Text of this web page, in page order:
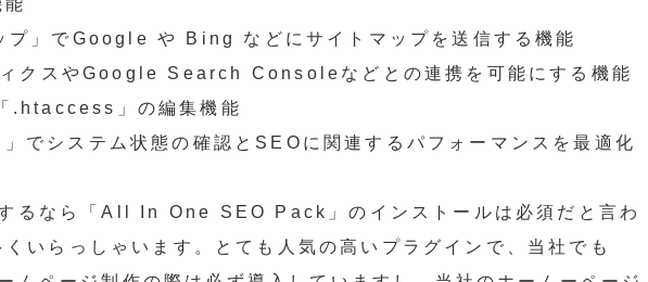
プ」でGoogle や Bing などにサイトマップを送信する機能
クスやGoogle Search Consoleなどとの連携を可能にする機能
.htaccess」の編集機能
」でシステム状態の確認とSEOに関連するパフォーマンスを最適化
るなら「All In One SEO Pack」のインストールは必須だと言わ
いらっしゃいます。とても人気の高いプラグインで、当社でも